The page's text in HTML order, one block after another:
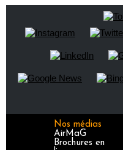
Nos médias
AirMaG
Brochures en